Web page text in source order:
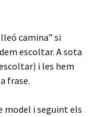
camina” si
escoltar. A sota
i les hem
frase.
model i seguint els